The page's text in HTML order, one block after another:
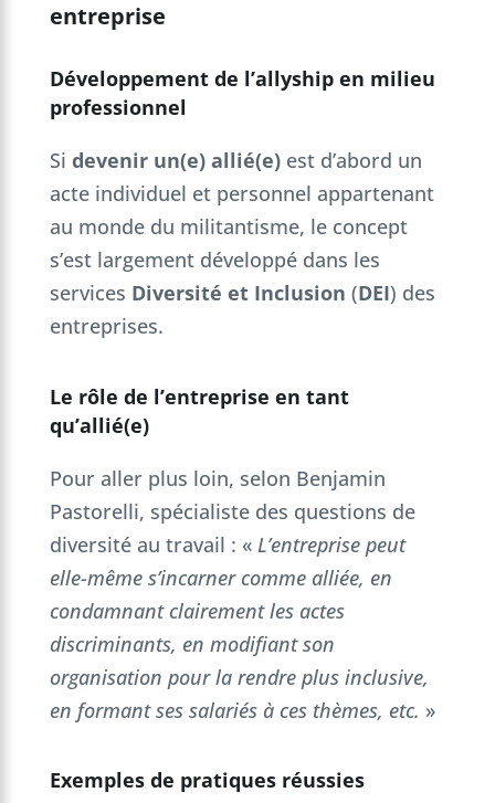
entreprise
Développement de l’allyship en milieu
professionnel
Si devenir un(e) allié(e)est d’abord un
acte individuel et personnel appartenant
au monde du militantisme, le concept
s’est largement développé dans les
services Diversité et Inclusion (DEI) des
entreprises.
Le rôle de l’entreprise en tant
qu’allié(e)
Pour aller plus loin, selon Benjamin
Pastorelli, spécialiste des questions de
diversité au travail : « L’entreprise peut
elle-même s’incarner comme alliée, en
condamnant clairement les actes
discriminants, en modifiant son
organisation pour la rendre plus inclusive,
en formant ses salariés à ces thèmes, etc. »
Exemples de pratiques réussies